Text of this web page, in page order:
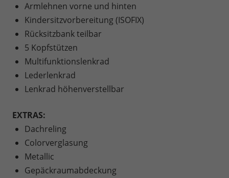
Armlehnen vorne und hinten
Kindersitzvorbereitung (ISOFIX)
Rücksitzbank teilbar
5 Kopfstützen
Multifunktionslenkrad
Lederlenkrad
Lenkrad höhenverstellbar
EXTRAS:
Dachreling
Colorverglasung
Metallic
Gepäckraumabdeckung